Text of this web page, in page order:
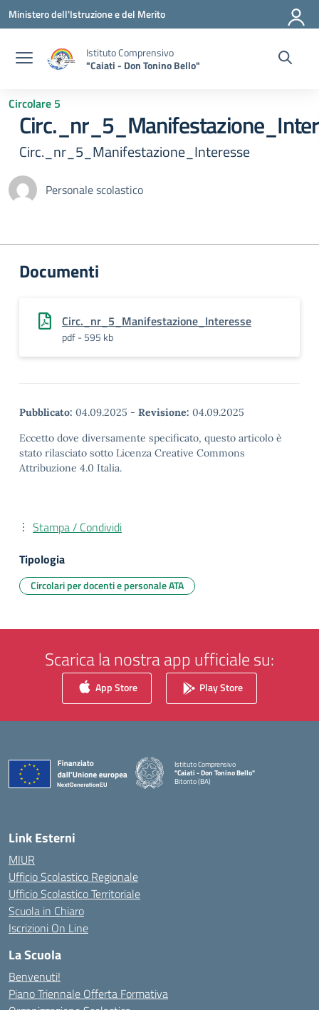
Vai ai contenuti
Vai al menu di navigazione
Vai al footer
Ministero dell'Istruzione e del Merito
Istituto Comprensivo
"Caiati - Don Tonino Bello"
Circolare 5
Circ._nr_5_Manifestazione_Interesse
Personale scolastico
Documenti
Circ._nr_5_Manifestazione_Interesse
pdf - 595 kb
Pubblicato: 04.09.2025 - Revisione: 04.09.2025
Eccetto dove diversamente specificato, questo articolo è
stato rilasciato sotto Licenza Creative Commons
Attribuzione 4.0 Italia.
Stampa / Condividi
Tipologia
Circolari per docenti e personale ATA
Scarica la nostra app ufficiale su:
App Store Play Store
Istituto Comprensivo
"Caiati - Don Tonino Bello"
Bitonto (BA)
Link Esterni
MIUR
Ufficio Scolastico Regionale
Ufficio Scolastico Territoriale
Scuola in Chiaro
Iscrizioni On Line
La Scuola
Benvenuti!
Piano Triennale Offerta Formativa